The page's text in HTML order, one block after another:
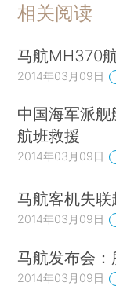
相关阅读
马航MH370
2014年03月09日
中国海军派
航班救援
2014年03月09日
马航客机失
2014年03月09日
马航发布会
2014年03月09日